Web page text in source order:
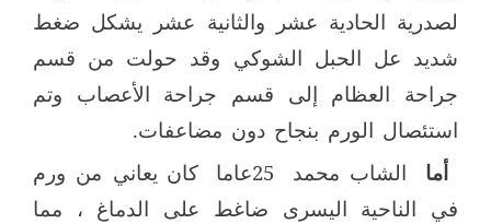
لصدرية الحادية عشر والثانية عشر يشكل ضغط
شديد عل الحبل الشوكي وقد حولت من قسم
جراحة العظام إلى قسم جراحة الأعصاب وتم
استئصال الورم بنجاح دون مضاعفات.
أما
الشاب محمد 25عاما
كان يعاني من ورم
في الناحية اليسرى ضاغط على الدماغ ، مما